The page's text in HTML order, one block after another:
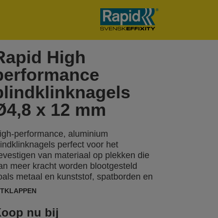
High
x 12 mm
performance, aluminium
perfect voor het
van materiaal op plekken die
meer kracht worden blootgesteld
metaal en kunststof, spatborden en
platen. Grootverpakking met 300
nu bij